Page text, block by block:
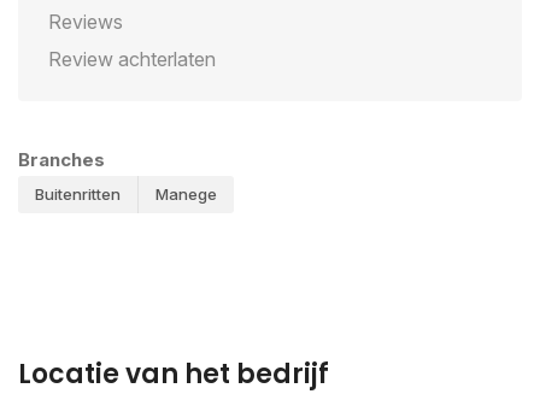
Reviews
Review achterlaten
Branches
Buitenritten Manege
Locatie van het bedrijf